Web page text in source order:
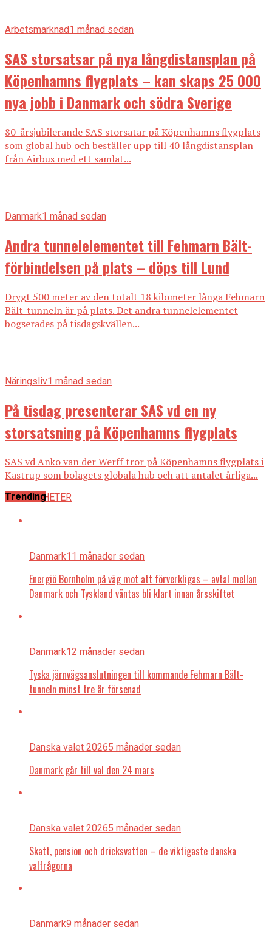
Arbetsmarknad1 månad sedan
SAS storsatsar på nya långdistansplan på
Köpenhamns flygplats – kan skaps 25 000
nya jobb i Danmark och södra Sverige
80-årsjubilerande SAS storsatar på Köpenhamns flygplats
som global hub och beställer upp till 40 långdistansplan
från Airbus med ett samlat...
Danmark1 månad sedan
Andra tunnelelementet till Fehmarn Bält-
förbindelsen på plats – döps till Lund
Drygt 500 meter av den totalt 18 kilometer långa Fehmarn
Bält-tunneln är på plats. Det andra tunnelelementet
bogserades på tisdagskvällen...
Näringsliv1 månad sedan
På tisdag presenterar SAS vd en ny
storsatsning på Köpenhamns flygplats
SAS vd Anko van der Werff tror på Köpenhamns flygplats i
Kastrup som bolagets globala hub och att antalet årliga...
ALLA NYHETER
Trending
Danmark11 månader sedan
Energiö Bornholm på väg mot att förverkligas – avtal mellan
Danmark och Tyskland väntas bli klart innan årsskiftet
Danmark12 månader sedan
Tyska järnvägsanslutningen till kommande Fehmarn Bält-
tunneln minst tre år försenad
Danska valet 20265 månader sedan
Danmark går till val den 24 mars
Danska valet 20265 månader sedan
Skatt, pension och dricksvatten – de viktigaste danska
valfrågorna
Danmark9 månader sedan